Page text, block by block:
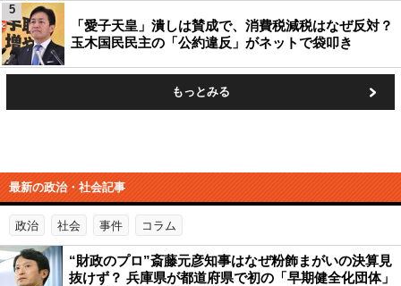
「愛子天皇」潰しは賛成で、消費税減税はなぜ反対？
玉木国民民主の「公約違反」がネットで袋叩き
5
もっとみる
最新の政治・社会記事
政治 社会 事件 コラム
“財政のプロ”斎藤元彦知事はなぜ粉飾まがいの決算見
抜けず？ 兵庫県が都道府県で初の「早期健全化団体」